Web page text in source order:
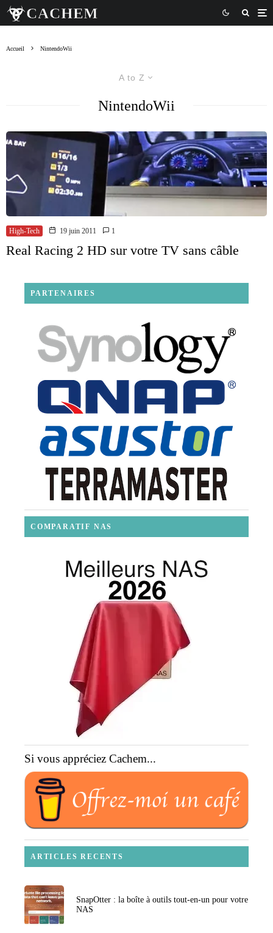
Accueil NintendoWii
A to Z
NintendoWii
High-Tech 19 juin 2011 1
Real Racing 2 HD sur votre TV sans câble
PARTENAIRES
COMPARATIF NAS
Si vous appréciez Cachem...
ARTICLES RECENTS
SnapOtter : la boîte à outils tout-en-un pour votre
NAS